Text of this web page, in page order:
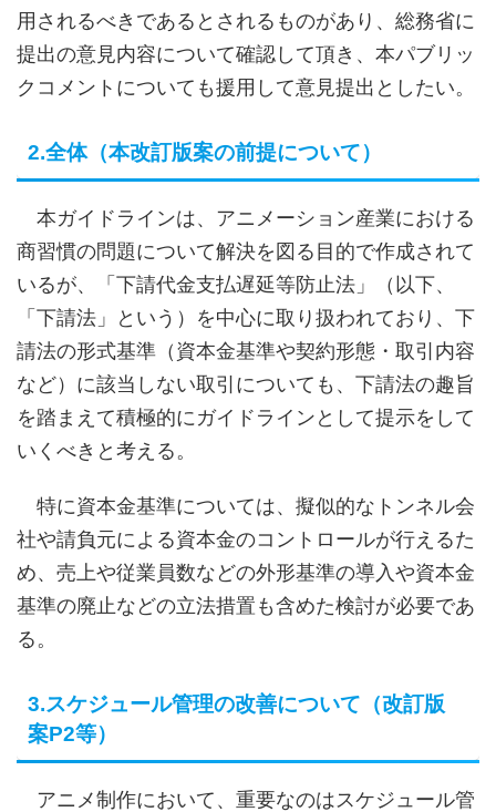
用されるべきであるとされるものがあり、総務省に
提出の意見内容について確認して頂き、本パブリッ
クコメントについても援用して意見提出としたい。
2.全体（本改訂版案の前提について）
本ガイドラインは、アニメーション産業における
商習慣の問題について解決を図る目的で作成されて
いるが、「下請代金支払遅延等防止法」（以下、
「下請法」という）を中心に取り扱われており、下
請法の形式基準（資本金基準や契約形態・取引内容
など）に該当しない取引についても、下請法の趣旨
を踏まえて積極的にガイドラインとして提示をして
いくべきと考える。
特に資本金基準については、擬似的なトンネル会
社や請負元による資本金のコントロールが行えるた
め、売上や従業員数などの外形基準の導入や資本金
基準の廃止などの立法措置も含めた検討が必要であ
る。
3.スケジュール管理の改善について（改訂版
案P2等）
アニメ制作において、重要なのはスケジュール管